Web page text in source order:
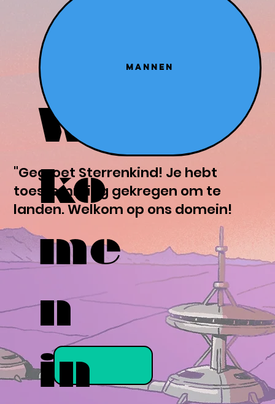
We
ko
me
n
in
Mannen
"Gegroet Sterrenkind! Je hebt
toestemming gekregen om te
landen. Welkom op ons domein!